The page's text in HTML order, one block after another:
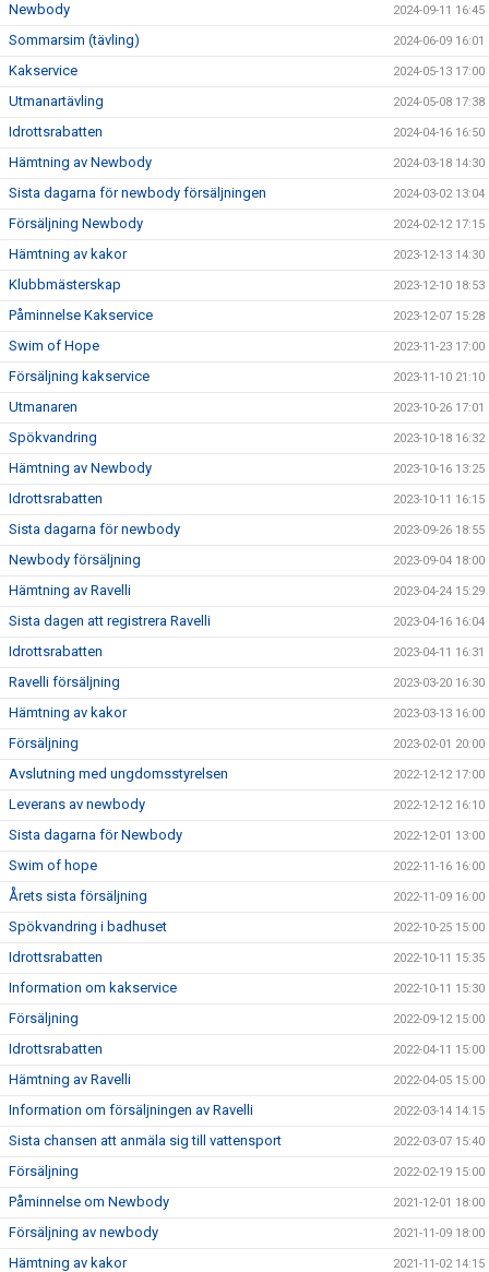
Newbody 2024-09-11 16:45
Sommarsim (tävling) 2024-06-09 16:01
Kakservice 2024-05-13 17:00
Utmanartävling 2024-05-08 17:38
Idrottsrabatten 2024-04-16 16:50
Hämtning av Newbody 2024-03-18 14:30
Sista dagarna för newbody försäljningen 2024-03-02 13:04
Försäljning Newbody 2024-02-12 17:15
Hämtning av kakor 2023-12-13 14:30
Klubbmästerskap 2023-12-10 18:53
Påminnelse Kakservice 2023-12-07 15:28
Swim of Hope 2023-11-23 17:00
Försäljning kakservice 2023-11-10 21:10
Utmanaren 2023-10-26 17:01
Spökvandring 2023-10-18 16:32
Hämtning av Newbody 2023-10-16 13:25
Idrottsrabatten 2023-10-11 16:15
Sista dagarna för newbody 2023-09-26 18:55
Newbody försäljning 2023-09-04 18:00
Hämtning av Ravelli 2023-04-24 15:29
Sista dagen att registrera Ravelli 2023-04-16 16:04
Idrottsrabatten 2023-04-11 16:31
Ravelli försäljning 2023-03-20 16:30
Hämtning av kakor 2023-03-13 16:00
Försäljning 2023-02-01 20:00
Avslutning med ungdomsstyrelsen 2022-12-12 17:00
Leverans av newbody 2022-12-12 16:10
Sista dagarna för Newbody 2022-12-01 13:00
Swim of hope 2022-11-16 16:00
Årets sista försäljning 2022-11-09 16:00
Spökvandring i badhuset 2022-10-25 15:00
Idrottsrabatten 2022-10-11 15:35
Information om kakservice 2022-10-11 15:30
Försäljning 2022-09-12 15:00
Idrottsrabatten 2022-04-11 15:00
Hämtning av Ravelli 2022-04-05 15:00
Information om försäljningen av Ravelli 2022-03-14 14:15
Sista chansen att anmäla sig till vattensport 2022-03-07 15:40
Försäljning 2022-02-19 15:00
Påminnelse om Newbody 2021-12-01 18:00
Försäljning av newbody 2021-11-09 18:00
Hämtning av kakor 2021-11-02 14:15